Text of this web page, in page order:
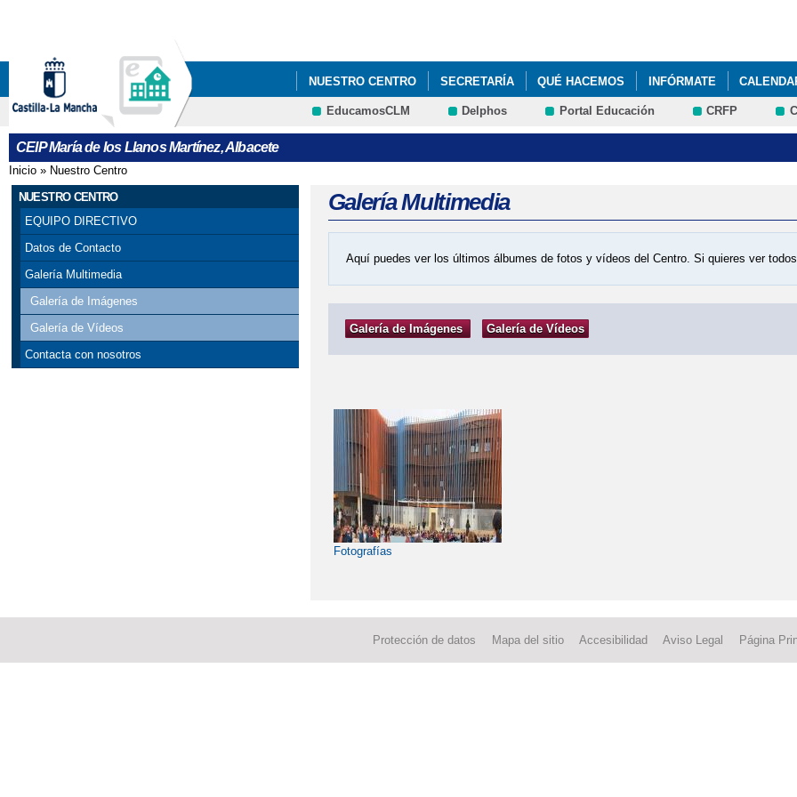
NUESTRO CENTRO SECRETARÍA QUÉ HACEMOS INFÓRMATE
EducamosCLM Delphos Portal Educación CRFP
CEIP María de los Llanos Martínez, Albacete
Se encuentra usted aquí
Inicio » Nuestro Centro
NUESTRO CENTRO
EQUIPO DIRECTIVO
Datos de Contacto
Galería Multimedia
Galería de Imágenes
Galería de Vídeos
Contacta con nosotros
Galería Multimedia
Aquí puedes ver los últimos álbumes de fotos y vídeos del Centro. Si quieres ver
Galería de Imágenes Galería de Vídeos
Fotografías
Protección de datos Mapa del sitio Accesibilidad Aviso Legal Página